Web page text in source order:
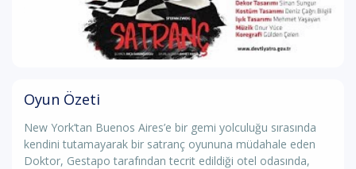
Oyun Özeti
New York’tan Buenos Aires’e bir gemi yolculuğu sırasında
kendini tutamayarak bir satranç oyununa müdahale eden
Doktor, Gestapo tarafından tecrit edildiği otel odasında,